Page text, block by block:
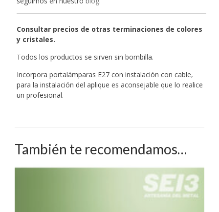
Consultar precios de otras terminaciones de colores
y cristales.
Todos los productos se sirven sin bombilla.
Incorpora portalámparas E27 con instalación con cable,
para la instalación del aplique es aconsejable que lo realice
un profesional.
También te recomendamos…